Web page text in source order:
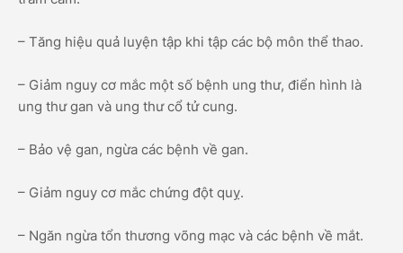
– Tăng hiệu quả luyện tập khi tập các bộ môn thể thao.
– Giảm nguy cơ mắc một số bệnh ung thư, điển hình là
ung thư gan và ung thư cổ tử cung.
– Bảo vệ gan, ngừa các bệnh về gan.
– Giảm nguy cơ mắc chứng đột quỵ.
– Ngăn ngừa tổn thương võng mạc và các bệnh về mắt.